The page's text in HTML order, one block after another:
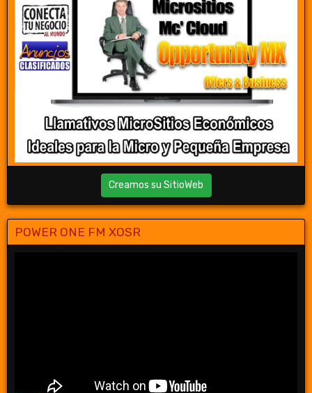
Creamos su SitioWeb
POWER ONE FM XOSR